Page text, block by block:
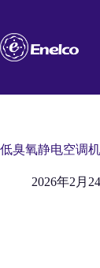
内
容
低臭氧静电空调
2026年2月